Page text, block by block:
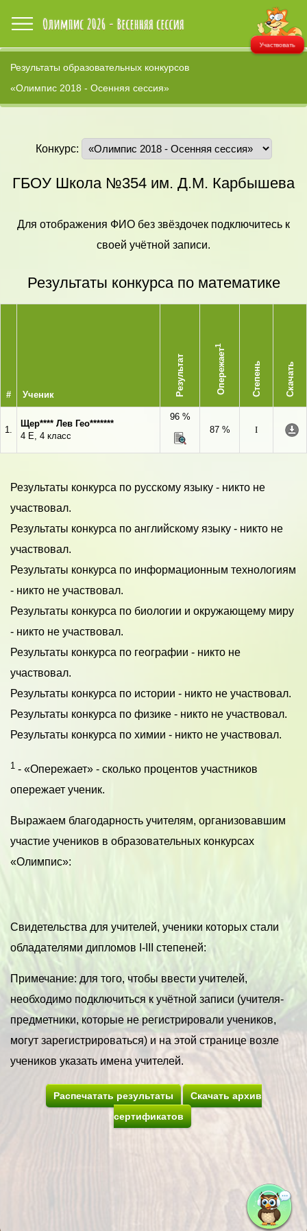
Участвовать
Результаты образовательных конкурсов
«Олимпис 2018 - Осенняя сессия»
Конкурс:
ГБОУ Школа №354 им. Д.М. Карбышева
Для отображения ФИО без звёздочек подключитесь к
своей учётной записи.
Результаты конкурса по математике
# Ученик Результат Опережает
1
Степень Скачать
1.
Щер**** Лев Гео*******
4 Е, 4 класс
96 %
87 %
I
Результаты конкурса по русскому языку - никто не
участвовал.
Результаты конкурса по английскому языку - никто не
участвовал.
Результаты конкурса по информационным технологиям
- никто не участвовал.
Результаты конкурса по биологии и окружающему миру
- никто не участвовал.
Результаты конкурса по географии - никто не
участвовал.
Результаты конкурса по истории - никто не участвовал.
Результаты конкурса по физике - никто не участвовал.
Результаты конкурса по химии - никто не участвовал.
1 - «Опережает» - сколько процентов участников
опережает ученик.
Выражаем благодарность учителям, организовавшим
участие учеников в образовательных конкурсах
«Олимпис»:
Свидетельства для учителей, ученики которых стали
обладателями дипломов I-III степеней:
Примечание: для того, чтобы ввести учителей,
необходимо подключиться к учётной записи (учителя-
предметники, которые не регистрировали учеников,
могут зарегистрироваться) и на этой странице возле
учеников указать имена учителей.
Распечатать результаты
Скачать архив
сертификатов